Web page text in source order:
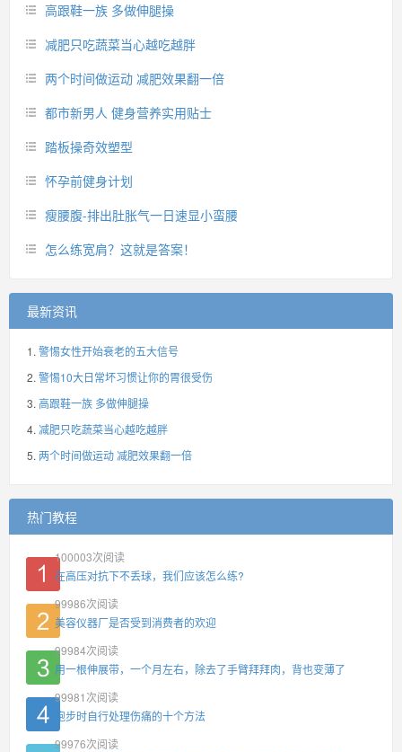
高跟鞋一族 多做伸腿操
减肥只吃蔬菜当心越吃越胖
两个时间做运动 减肥效果翻一倍
都市新男人 健身营养实用贴士
踏板操奇效塑型
怀孕前健身计划
瘦腰腹-排出肚胀气一日速显小蛮腰
怎么练宽肩？这就是答案！
最新资讯
警惕女性开始衰老的五大信号
警惕10大日常坏习惯让你的胃很受伤
高跟鞋一族 多做伸腿操
减肥只吃蔬菜当心越吃越胖
两个时间做运动 减肥效果翻一倍
热门教程
100003次阅读
在高压对抗下不丢球，我们应该怎么练?
99986次阅读
美容仪器厂是否受到消费者的欢迎
99984次阅读
用一根伸展带，一个月左右，除去了手臂拜拜肉，背也变薄了
99981 次阅读
跑步时自行处理伤痛的十个方法
99976次阅读